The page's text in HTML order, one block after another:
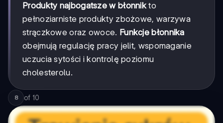
Produkty najbogatsze w błonnikto
pełnoziarniste produkty zbożowe, warzywa
strączkowe oraz owoce. Funkcje błonnika
obejmują regulację pracy jelit, wspomaganie
uczucia sytości i kontrolę poziomu
cholesterolu.
8 of 10